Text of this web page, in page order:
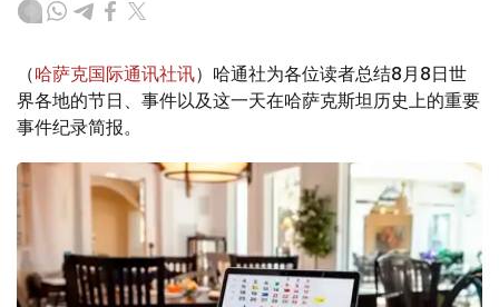
（哈萨克国际通讯社讯）哈通社为各位读者总结8月8日世
界各地的节日、事件以及这一天在哈萨克斯坦历史上的重要
事件纪录简报。